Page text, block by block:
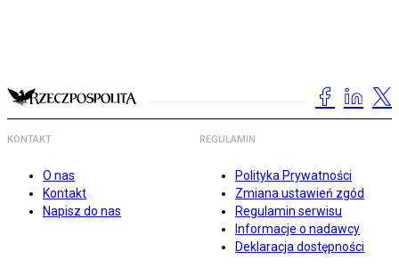
KONTAKT
O nas
Kontakt
Napisz do nas
REGULAMIN
Polityka Prywatności
Zmiana ustawień zgód
Regulamin serwisu
Informacje o nadawcy
Deklaracja dostępności